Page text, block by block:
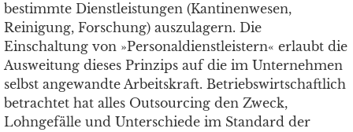
bestimmte Dienstleistungen (Kantinenwesen,
Reinigung, Forschung) auszulagern. Die
Einschaltung von »Personaldienstleistern« erlaubt die
Ausweitung dieses Prinzips auf die im Unternehmen
selbst angewandte Arbeitskraft. Betriebswirtschaftlich
betrachtet hat alles Outsourcing den Zweck,
Lohngefälle und Unterschiede im Standard der